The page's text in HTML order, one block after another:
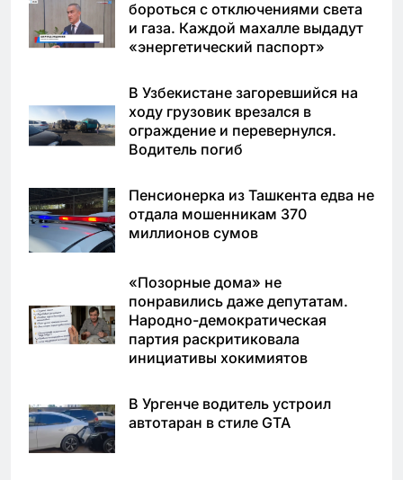
бороться с отключениями света
и газа. Каждой махалле выдадут
«энергетический паспорт»
В Узбекистане загоревшийся на
ходу грузовик врезался в
ограждение и перевернулся.
Водитель погиб
Пенсионерка из Ташкента едва не
отдала мошенникам 370
миллионов сумов
«Позорные дома» не
понравились даже депутатам.
Народно-демократическая
партия раскритиковала
инициативы хокимиятов
В Ургенче водитель устроил
автотаран в стиле GTA